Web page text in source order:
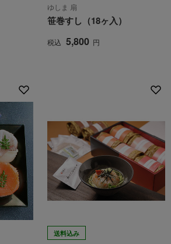
ゆしま 扇
笹巻すし（18ヶ入）
税込 5,800 円
送料込み